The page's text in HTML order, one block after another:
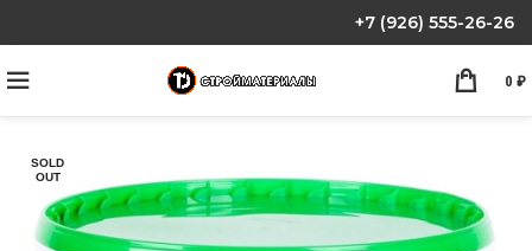
+7 (926) 555-26-26
0 ₽
SOLD
OUT